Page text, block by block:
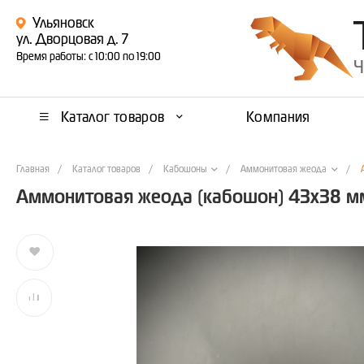
Ульяновск
ул. Дворцовая д. 7
Время работы: с 10:00 по 19:00
Каталог товаров Компания
Главная / Каталог товаров / Кабошоны / Аммонитовая жеода /
Аммонитовая жеода (кабошон) 43х38